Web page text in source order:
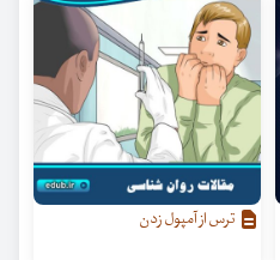
ترس از آمپول زدن